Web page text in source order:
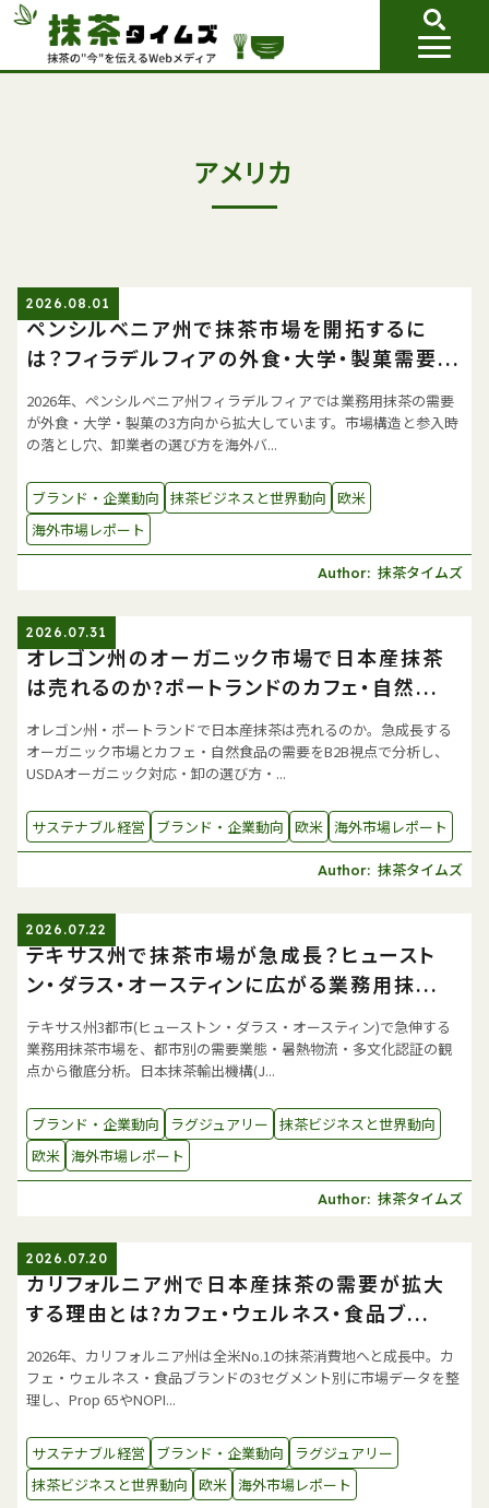
アメリカ
2026.08.01
ペンシルベニア州で抹茶市場を開拓するに
は？フィラデルフィアの外食・大学・製菓需要...
2026年、ペンシルベニア州フィラデルフィアでは業務用抹茶の需要
が外食・大学・製菓の3方向から拡大しています。市場構造と参入時
の落とし穴、卸業者の選び方を海外バ...
ブランド・企業動向 抹茶ビジネスと世界動向 欧米
海外市場レポート
Author: 抹茶タイムズ
2026.07.31
オレゴン州のオーガニック市場で日本産抹茶
は売れるのか?ポートランドのカフェ・自然...
オレゴン州・ポートランドで日本産抹茶は売れるのか。急成長する
オーガニック市場とカフェ・自然食品の需要をB2B視点で分析し、
USDAオーガニック対応・卸の選び方・...
サステナブル経営 ブランド・企業動向 欧米 海外市場レポート
Author: 抹茶タイムズ
2026.07.22
テキサス州で抹茶市場が急成長？ヒュースト
ン・ダラス・オースティンに広がる業務用抹...
テキサス州3都市(ヒューストン・ダラス・オースティン)で急伸する
業務用抹茶市場を、都市別の需要業態・暑熱物流・多文化認証の観
点から徹底分析。日本抹茶輸出機構(J...
ブランド・企業動向 ラグジュアリー 抹茶ビジネスと世界動向
欧米 海外市場レポート
Author: 抹茶タイムズ
2026.07.20
カリフォルニア州で日本産抹茶の需要が拡大
する理由とは?カフェ・ウェルネス・食品ブ...
2026年、カリフォルニア州は全米No.1の抹茶消費地へと成長中。カ
フェ・ウェルネス・食品ブランドの3セグメント別に市場データを整
理し、Prop 65やNOPI...
サステナブル経営 ブランド・企業動向
ラグジュアリー
抹茶ビジネスと世界動向 欧米 海外市場レポート